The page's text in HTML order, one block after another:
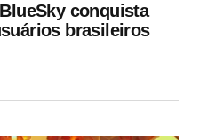
conquista
brasileiros